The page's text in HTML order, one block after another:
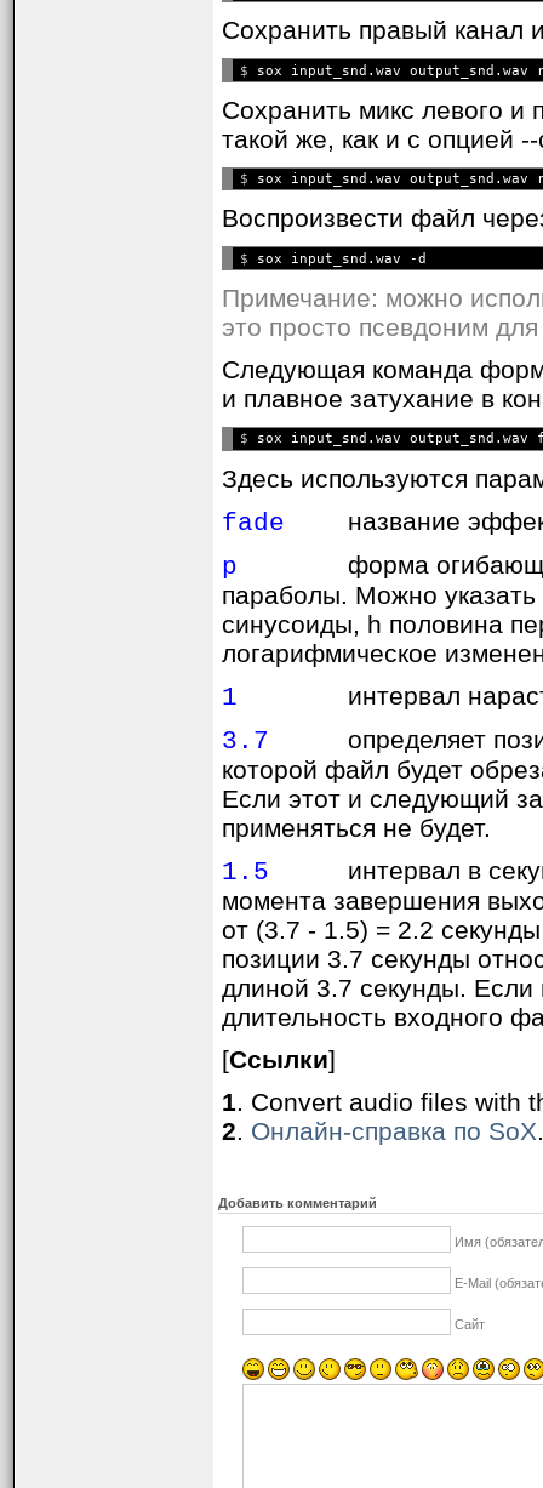
Сохранить правый канал
$
Сохранить микс левого и
такой же, как и с опцией
$ sox input_snd.wav output_snd.wav
Воспроизвести файл
$ sox input_snd.wav -d
Примечание: можно
это просто псевдоним
Следующая команда
и плавное затухание в
$ sox input_snd.wav
Здесь используются
fade
название
p
форма
параболы. Можно
синусоиды, h половина
логарифмическое
1
интервал
3.7
определяет
которой файл будет
Если этот и следующий
применяться не будет.
1.5
интервал в
момента завершения
от (3.7 - 1.5) = 2.2
позиции 3.7 секунды
длиной 3.7 секунды.
длительность входного
[Ссылки]
1 . Convert audio files
2
Онлайн-справка по SoX
Добавить комментарий
Имя
E-Mail
Сайт